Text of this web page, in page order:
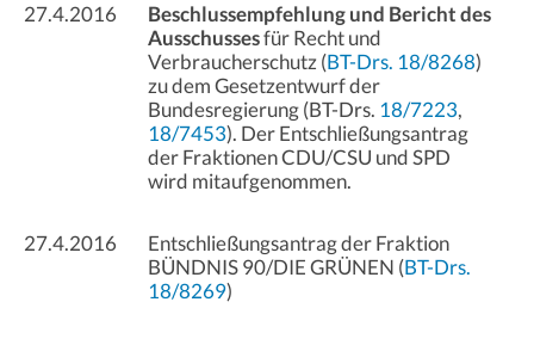
27.4.2016
Beschlussempfehlung und Bericht des
Ausschussesfür Recht und
Verbraucherschutz (BT-Drs. 18/8268)
zu dem Gesetzentwurf der
Bundesregierung (BT-Drs. 18/7223,
18/7453). Der Entschließungsantrag
der Fraktionen CDU/CSU und SPD
wird mitaufgenommen.
27.4.2016
Entschließungsantrag der Fraktion
BÜNDNIS 90/DIE GRÜNEN (BT-Drs.
18/8269)